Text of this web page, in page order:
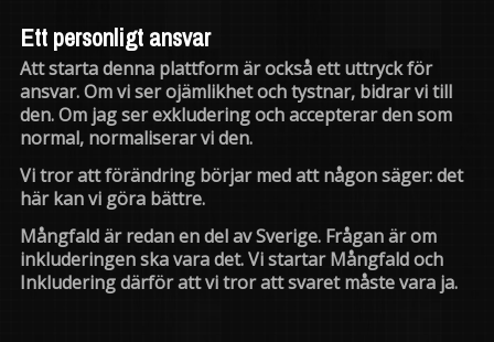
Ett personligt ansvar
Att starta denna plattform är också ett uttryck för
ansvar. Om vi ser ojämlikhet och tystnar, bidrar vi till
den. Om jag ser exkludering och accepterar den som
normal, normaliserar vi den.
Vi tror att förändring börjar med att någon säger: det
här kan vi göra bättre.
Mångfald är redan en del av Sverige. Frågan är om
inkluderingen ska vara det. Vi startar Mångfald och
Inkludering därför att vi tror att svaret måste vara ja.